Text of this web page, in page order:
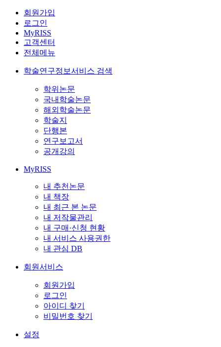
회원가입
로그인
MyRISS
고객센터
전체메뉴
학술연구정보서비스 검색
학위논문
국내학술논문
해외학술논문
학술지
단행본
연구보고서
공개강의
MyRISS
내 추천논문
내 책장
내 최근 본 논문
내 저작물관리
내 구매·신청 현황
내 서비스 사용권한
내 관심 DB
회원서비스
회원가입
로그인
아이디 찾기
비밀번호 찾기
설정